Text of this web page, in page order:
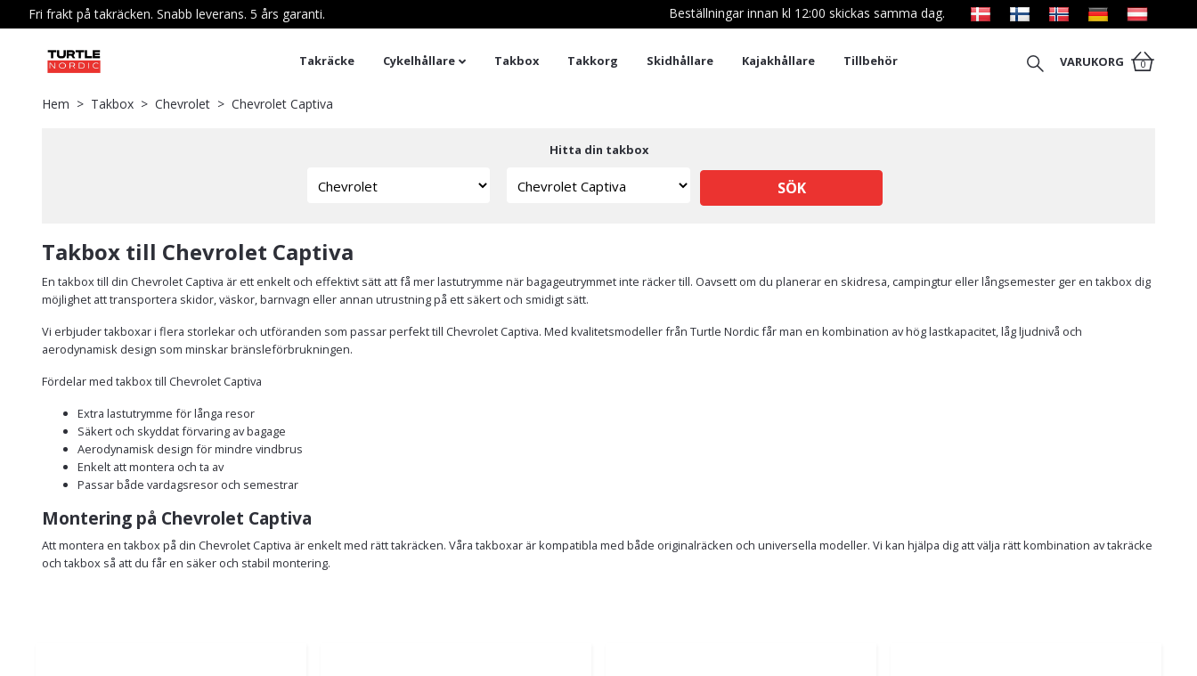
Fri frakt på takräcken. Snabb leverans. 5 års garanti. Beställningar innan kl 12:00 skickas samma dag.
Takräcke Cykelhållare Takbox Takkorg Skidhållare Kajakhållare Tillbehör VARUKORG 0
Hem Takbox Chevrolet Chevrolet Captiva
Hitta din takbox
SÖK
Takbox till Chevrolet Captiva
En takbox till din Chevrolet Captiva är ett enkelt och effektivt sätt att få mer lastutrymme när bagageutrymmet inte räcker till. Oavsett om du planerar en skidresa, campingtur eller långsemester ger en takbox dig
möjlighet att transportera skidor, väskor, barnvagn eller annan utrustning på ett säkert och smidigt sätt.
Vi erbjuder takboxar i flera storlekar och utföranden som passar perfekt till Chevrolet Captiva. Med kvalitetsmodeller från Turtle Nordic får man en kombination av hög lastkapacitet, låg ljudnivå och
aerodynamisk design som minskar bränsleförbrukningen.
Fördelar med takbox till Chevrolet Captiva
Extra lastutrymme för långa resor
Säkert och skyddat förvaring av bagage
Aerodynamisk design för mindre vindbrus
Enkelt att montera och ta av
Passar både vardagsresor och semestrar
Montering på Chevrolet Captiva
Att montera en takbox på din Chevrolet Captiva är enkelt med rätt takräcken. Våra takboxar är kompatibla med både originalräcken och universella modeller. Vi kan hjälpa dig att välja rätt kombination av takräcke
och takbox så att du får en säker och stabil montering.